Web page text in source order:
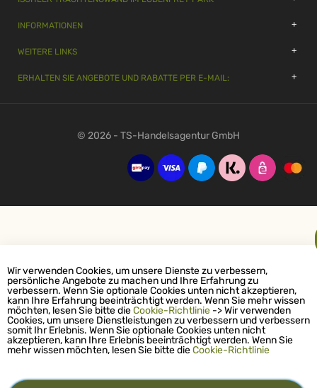
INFORMATIONEN
WEITERE LINKS
ERHALTEN SIE ANGEBOTE UND RABATTE PER E-MAIL:
© 2026 - TS-Handelsagentur GmbH
Wir verwenden Cookies, um unsere Dienste zu verbessern,
persönliche Angebote zu machen und Ihre Erfahrung zu
verbessern. Wenn Sie optionale Cookies unten nicht akzeptieren,
kann Ihre Erfahrung beeinträchtigt werden. Wenn Sie mehr wissen
möchten, lesen Sie bitte dieCookie-Richtlinie -> Wir verwenden
Cookies, um unsere Dienstleistungen zu verbessern und verbessern
somit Ihr Erlebnis. Wenn Sie optionale Cookies unten nicht
akzeptieren, kann Ihre Erlebnis beeinträchtigt werden. Wenn Sie
mehr wissen möchten, lesen Sie bitte dieCookie-Richtlinie